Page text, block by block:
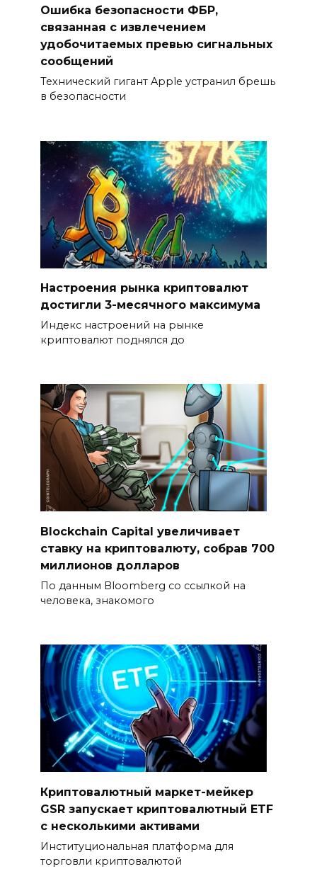
Ошибка безопасности ФБР,
связанная с извлечением
удобочитаемых превью сигнальных
сообщений
Технический гигант Apple устранил брешь
в безопасности
Настроения рынка криптовалют
достигли 3-месячного максимума
Индекс настроений на рынке
криптовалют поднялся до
Blockchain Capital увеличивает
ставку на криптовалюту, собрав 700
миллионов долларов
По данным Bloomberg со ссылкой на
человека, знакомого
Криптовалютный маркет-мейкер
GSR запускает криптовалютный ETF
с несколькими активами
Институциональная платформа для
торговли криптовалютой